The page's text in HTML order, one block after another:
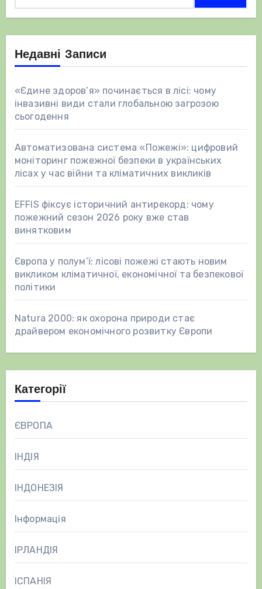
Недавні Записи
«Єдине здоров’я» починається в лісі: чому
інвазивні види стали глобальною загрозою
сьогодення
Автоматизована система «Пожежі»: цифровий
моніторинг пожежної безпеки в українських
лісах у час війни та кліматичних викликів
EFFIS фіксує історичний антирекорд: чому
пожежний сезон 2026 року вже став
винятковим
Європа у полум’ї: лісові пожежі стають новим
викликом кліматичної, економічної та безпекової
політики
Natura 2000: як охорона природи стає
драйвером економічного розвитку Європи
Категорії
ЄВРОПА
ІНДІЯ
ІНДОНЕЗІЯ
Інформація
ІРЛАНДІЯ
ІСПАНІЯ